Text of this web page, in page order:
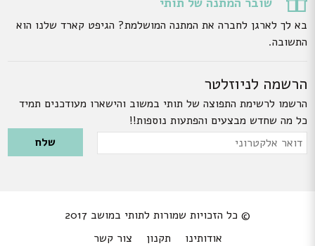
בא לך לארגן לחברה את המתנה המושלמת? הגיפט קארד שלנו הוא
התשובה.
הרשמה לניוזלטר
הרשמו לרשימת התפוצה של תותי במשוב והישארו מעודכנים תמיד
כל מה שחדש מבצעים והפתעות נוספות!!
Please leave this field empty.
דואר
© כל הזכויות שמורות לתותי במושב 2017
אודותינו
תקנון צור קשר